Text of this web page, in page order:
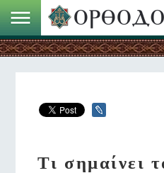
Τι σημαίνει